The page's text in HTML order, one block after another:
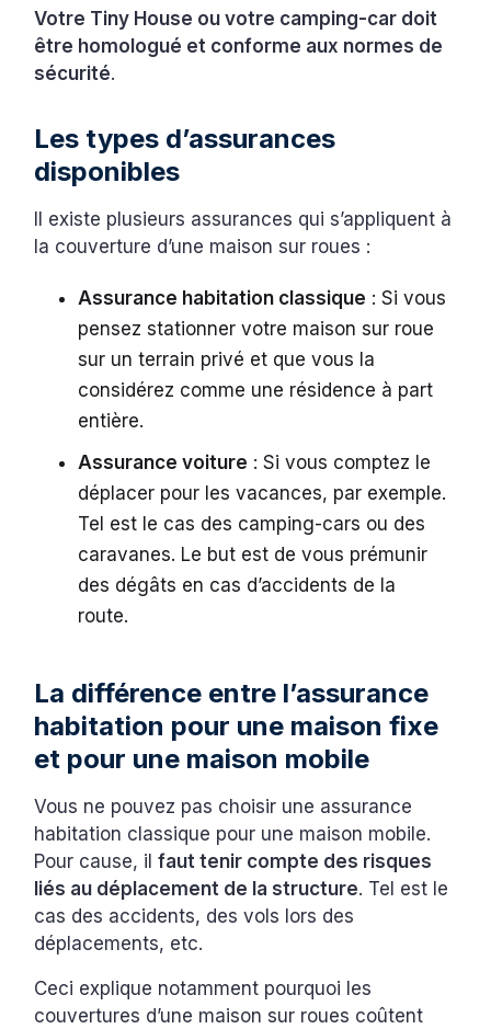
Votre Tiny House ou votre camping-car doit
être homologué et conforme aux normes de
sécurité.
Les types d’assurances
disponibles
Il existe plusieurs assurances qui s’appliquent à
la couverture d’une maison sur roues :
Assurance habitation classique : Si vous
pensez stationner votre maison sur roue
sur un terrain privé et que vous la
considérez comme une résidence à part
entière.
Assurance voiture : Si vous comptez le
déplacer pour les vacances, par exemple.
Tel est le cas des camping-cars ou des
caravanes. Le but est de vous prémunir
des dégâts en cas d’accidents de la
route.
La différence entre l’assurance
habitation pour une maison fixe
et pour une maison mobile
Vous ne pouvez pas choisir une assurance
habitation classique pour une maison mobile.
Pour cause, ilfaut tenir compte des risques
liés au déplacement de la structure. Tel est le
cas des accidents, des vols lors des
déplacements, etc.
Ceci explique notamment pourquoi les
couvertures d’une maison sur roues coûtent